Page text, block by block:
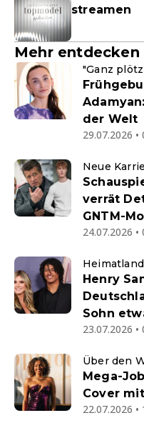
streamen
Mehr entdecken
"Ganz
der Welt
29.07.2026 •
Neue
verrät
GNTM-
24.07.2026 •
Henry
Sohn
23.07.2026 •
Über den
Mega-
Cover
22.07.2026 •